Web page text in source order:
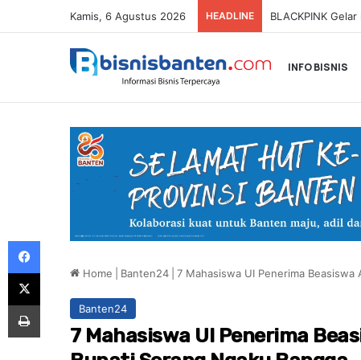
Kamis, 6 Agustus 2026 HEADLINE
INFO BISNIS
Home Banten24 7 Mahasiswa UI Penerima
Banten24
7 Mahasiswa UI Penerima
Facebook